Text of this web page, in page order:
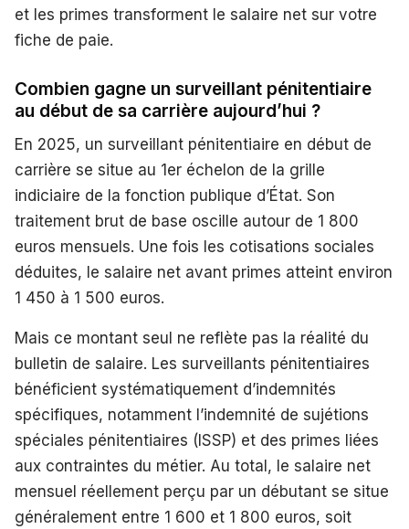
et les primes transforment le salaire net sur votre
fiche de paie.
Combien gagne un surveillant pénitentiaire
au début de sa carrière aujourd’hui ?
En 2025, un surveillant pénitentiaire en début de
carrière se situe au 1er échelon de la grille
indiciaire de la fonction publique d’État. Son
traitement brut de base oscille autour de 1 800
euros mensuels. Une fois les cotisations sociales
déduites, le salaire net avant primes atteint environ
1 450 à 1 500 euros.
Mais ce montant seul ne reflète pas la réalité du
bulletin de salaire. Les surveillants pénitentiaires
bénéficient systématiquement d’indemnités
spécifiques, notamment l’indemnité de sujétions
spéciales pénitentiaires (ISSP) et des primes liées
aux contraintes du métier. Au total, le salaire net
mensuel réellement perçu par un débutant se situe
généralement entre 1 600 et 1 800 euros, soit